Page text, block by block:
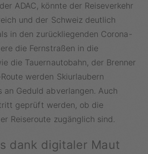
ADAC, könnte der Reiseverkehr
und der Schweiz deutlich
in den zurückliegenden Corona-
die Fernstraßen in die
die Tauernautobahn, der Brenner
werden Skiurlaubern
an Geduld abverlangen. Auch
geprüft werden, ob die
Reiseroute zugänglich sind.
dank digitaler Maut